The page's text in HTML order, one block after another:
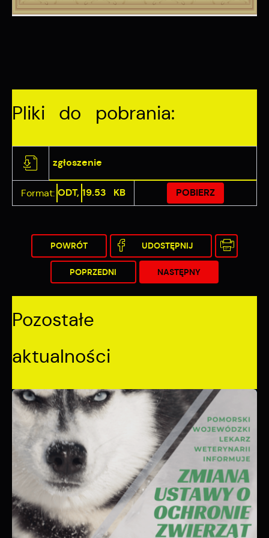
Pliki do pobrania:
zgłoszenie
Format: ODT, 19.53 KB POBIERZ
POWRÓT UDOSTĘPNIJ
POPRZEDNI NASTĘPNY
Pozostałe
aktualności
pośredników prezentujących nasze treści w postaci